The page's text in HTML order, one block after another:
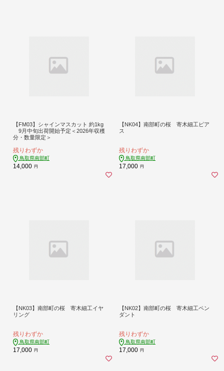
【FM03】シャインマスカット 約1kg
9月中旬出荷開始予定＜2026年収穫
分・数量限定＞
残りわずか
鳥取県南部町
14,000 円
【NK04】南部町の桜 寄木細工ピア
ス
残りわずか
鳥取県南部町
17,000 円
【NK03】南部町の桜 寄木細工イヤ
リング
残りわずか
鳥取県南部町
17,000 円
【NK02】南部町の桜 寄木細工ペン
ダント
残りわずか
鳥取県南部町
17,000 円